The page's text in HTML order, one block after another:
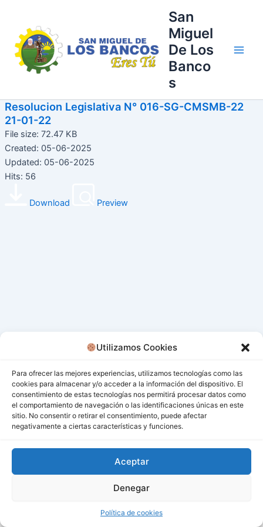
Utilizamos Cookies
Para ofrecer las mejores experiencias, utilizamos tecnologías como las
cookies para almacenar y/o acceder a la información del dispositivo. El
consentimiento de estas tecnologías nos permitirá procesar datos como
el comportamiento de navegación o las identificaciones únicas en este
sitio. No consentir o retirar el consentimiento, puede afectar
negativamente a ciertas características y funciones.
Aceptar
Denegar
Política de cookies
contenido
San
Miguel
De Los
Banco
s
Resolucion Legislativa N° 016-SG-CMSMB-22
21-01-22
File size: 72.47 KB
Created: 05-06-2025
Updated: 05-06-2025
Hits: 56
Download Preview
Todos los derechos © 2026 San Miguel De Los Bancos |